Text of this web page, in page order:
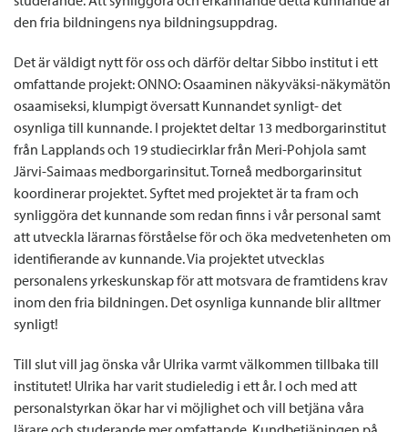
den fria bildningens nya bildningsuppdrag.
Det är väldigt nytt för oss och därför deltar Sibbo institut i ett
omfattande projekt: ONNO: Osaaminen näkyväksi-näkymätön
osaamiseksi, klumpigt översatt Kunnandet synligt- det
osynliga till kunnande. I projektet deltar 13 medborgarinstitut
från Lapplands och 19 studiecirklar från Meri-Pohjola samt
Järvi-Saimaas medborgarinsitut. Torneå medborgarinsitut
koordinerar projektet. Syftet med projektet är ta fram och
synliggöra det kunnande som redan finns i vår personal samt
att utveckla lärarnas förståelse för och öka medvetenheten om
identifierande av kunnande. Via projektet utvecklas
personalens yrkeskunskap för att motsvara de framtidens krav
inom den fria bildningen. Det osynliga kunnande blir alltmer
synligt!
Till slut vill jag önska vår Ulrika varmt välkommen tillbaka till
institutet! Ulrika har varit studieledig i ett år. I och med att
personalstyrkan ökar har vi möjlighet och vill betjäna våra